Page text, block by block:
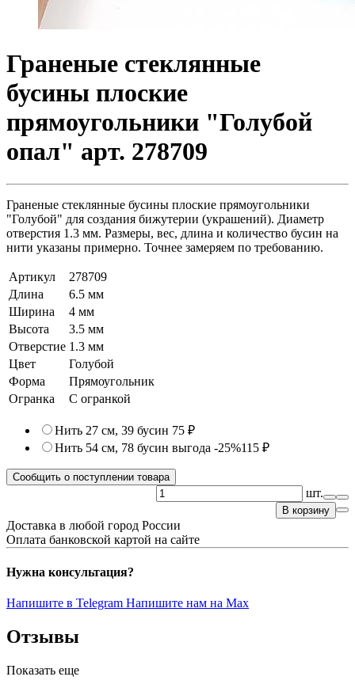
Граненые стеклянные
бусины плоские
прямоугольники "Голубой
опал" арт. 278709
Граненые стеклянные бусины плоские прямоугольники
"Голубой" для создания бижутерии (украшений). Диаметр
отверстия 1.3 мм. Размеры, вес, длина и количество бусин на
нити указаны примерно. Точнее замеряем по требованию.
Артикул
278709
Длина
6.5 мм
Ширина
4 мм
Высота
3.5 мм
Отверстие 1.3 мм
Цвет
Голубой
Форма
Прямоугольник
Огранка
С огранкой
Нить 27 см, 39 бусин 75 ₽
Нить 54 см, 78 бусин выгода -25%115 ₽
Сообщить о поступлении товара
шт.
В корзину
Доставка в любой город России
Оплата банковской картой на сайте
Нужна консультация?
Напишите в Telegram Напишите нам на Max
Отзывы
Показать еще